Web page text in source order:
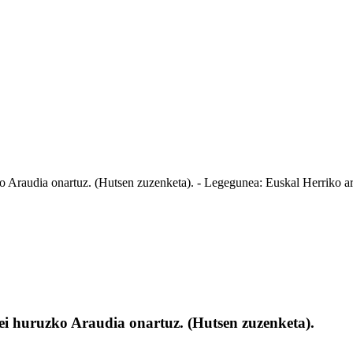
onartuz. (Hutsen zuzenketa). - Legegunea: Euskal Herriko
Araudia onartuz. (Hutsen zuzenketa).